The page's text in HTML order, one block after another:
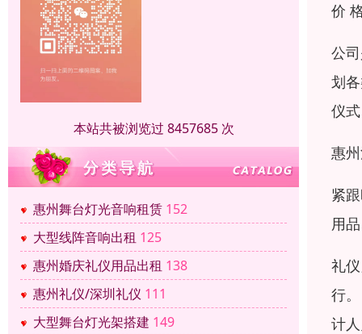
本站共被浏览过 8457685 次
惠州舞台灯光音响租赁 152
大型线阵音响出租 125
惠州婚庆礼仪用品出租 138
惠州礼仪/深圳礼仪 111
大型舞台灯光架搭建 149
价
公
划
仪
惠
紧
用
礼
行
计